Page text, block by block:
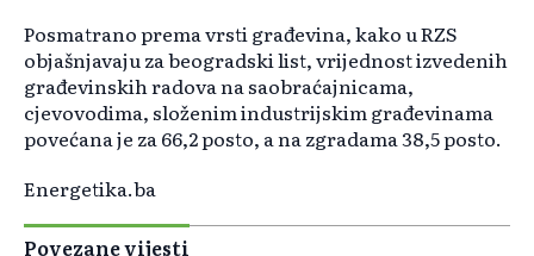
Posmatrano prema vrsti građevina, kako u RZS
objašnjavaju za beogradski list, vrijednost izvedenih
građevinskih radova na saobraćajnicama,
cjevovodima, složenim industrijskim građevinama
povećana je za 66,2 posto, a na zgradama 38,5 posto.
Energetika.ba
Povezane vijesti